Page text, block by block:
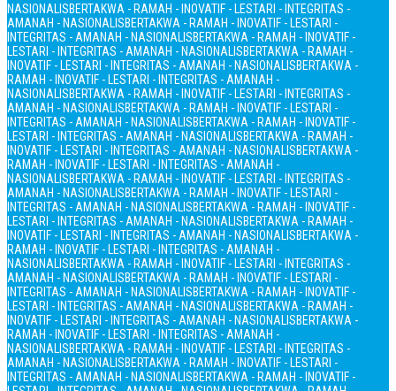
NASIONALISBERTAKWA - RAMAH - INOVATIF - LESTARI - INTEGRITAS -
AMANAH - NASIONALISBERTAKWA - RAMAH - INOVATIF - LESTARI -
INTEGRITAS - AMANAH - NASIONALISBERTAKWA - RAMAH - INOVATIF -
LESTARI - INTEGRITAS - AMANAH - NASIONALISBERTAKWA - RAMAH -
INOVATIF - LESTARI - INTEGRITAS - AMANAH - NASIONALISBERTAKWA -
RAMAH - INOVATIF - LESTARI - INTEGRITAS - AMANAH -
NASIONALISBERTAKWA - RAMAH - INOVATIF - LESTARI - INTEGRITAS -
AMANAH - NASIONALISBERTAKWA - RAMAH - INOVATIF - LESTARI -
INTEGRITAS - AMANAH - NASIONALISBERTAKWA - RAMAH - INOVATIF -
LESTARI - INTEGRITAS - AMANAH - NASIONALISBERTAKWA - RAMAH -
INOVATIF - LESTARI - INTEGRITAS - AMANAH - NASIONALISBERTAKWA -
RAMAH - INOVATIF - LESTARI - INTEGRITAS - AMANAH -
NASIONALISBERTAKWA - RAMAH - INOVATIF - LESTARI - INTEGRITAS -
AMANAH - NASIONALISBERTAKWA - RAMAH - INOVATIF - LESTARI -
INTEGRITAS - AMANAH - NASIONALISBERTAKWA - RAMAH - INOVATIF -
LESTARI - INTEGRITAS - AMANAH - NASIONALISBERTAKWA - RAMAH -
INOVATIF - LESTARI - INTEGRITAS - AMANAH - NASIONALISBERTAKWA -
RAMAH - INOVATIF - LESTARI - INTEGRITAS - AMANAH -
NASIONALISBERTAKWA - RAMAH - INOVATIF - LESTARI - INTEGRITAS -
AMANAH - NASIONALISBERTAKWA - RAMAH - INOVATIF - LESTARI -
INTEGRITAS - AMANAH - NASIONALISBERTAKWA - RAMAH - INOVATIF -
LESTARI - INTEGRITAS - AMANAH - NASIONALISBERTAKWA - RAMAH -
INOVATIF - LESTARI - INTEGRITAS - AMANAH - NASIONALISBERTAKWA -
RAMAH - INOVATIF - LESTARI - INTEGRITAS - AMANAH -
NASIONALISBERTAKWA - RAMAH - INOVATIF - LESTARI - INTEGRITAS -
AMANAH - NASIONALISBERTAKWA - RAMAH - INOVATIF - LESTARI -
INTEGRITAS - AMANAH - NASIONALISBERTAKWA - RAMAH - INOVATIF -